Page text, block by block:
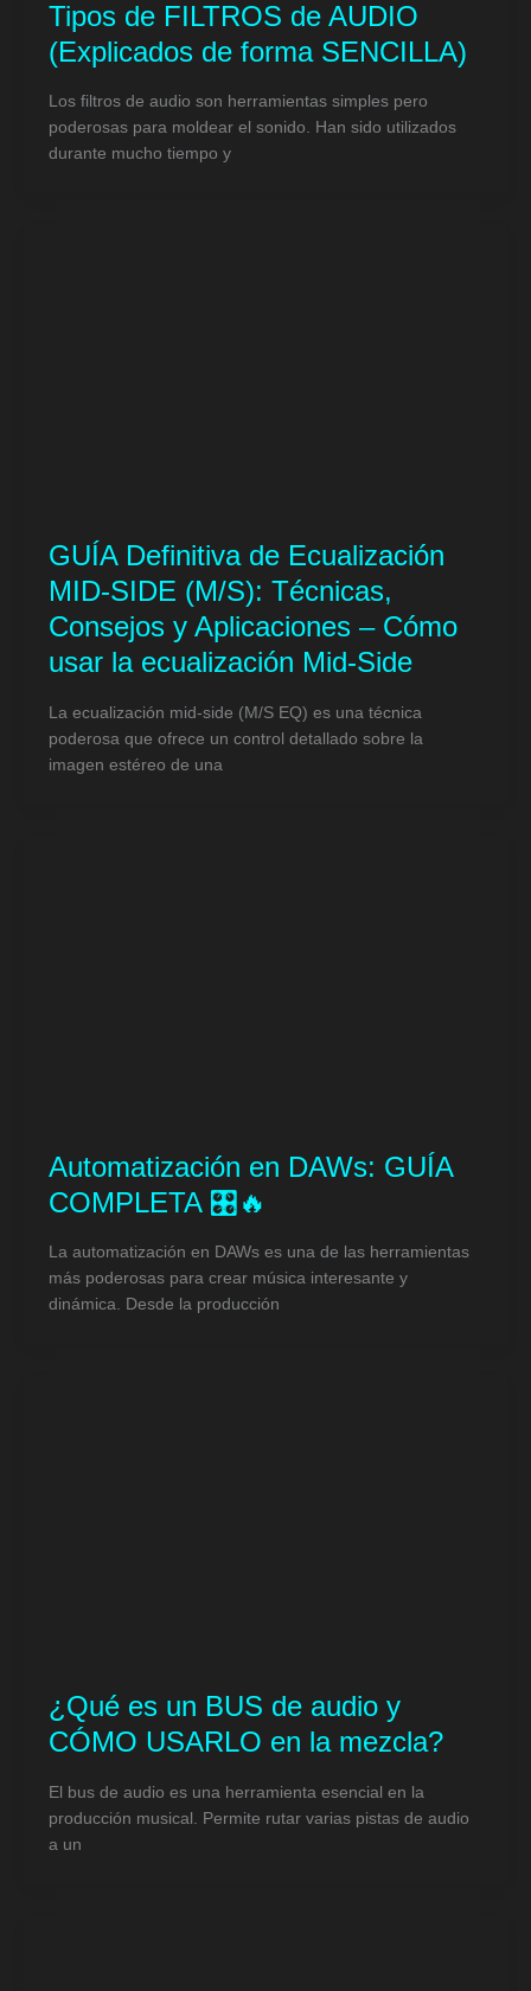
Tipos de FILTROS de AUDIO
(Explicados de forma SENCILLA)
Los filtros de audio son herramientas simples pero
poderosas para moldear el sonido. Han sido utilizados
durante mucho tiempo y
GUÍA Definitiva de Ecualización
MID-SIDE (M/S): Técnicas,
Consejos y Aplicaciones – Cómo
usar la ecualización Mid-Side
La ecualización mid-side (M/S EQ) es una técnica
poderosa que ofrece un control detallado sobre la
imagen estéreo de una
Automatización en DAWs: GUÍA
COMPLETA 🎛️🔥
La automatización en DAWs es una de las herramientas
más poderosas para crear música interesante y
dinámica. Desde la producción
¿Qué es un BUS de audio y
CÓMO USARLO en la mezcla?
El bus de audio es una herramienta esencial en la
producción musical. Permite rutar varias pistas de audio
a un